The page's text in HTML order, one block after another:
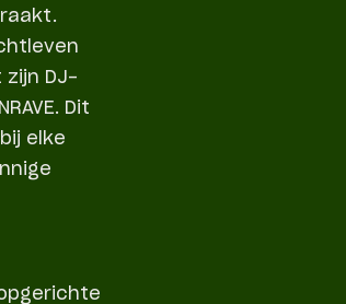
zijn DJ-
Dit
elke